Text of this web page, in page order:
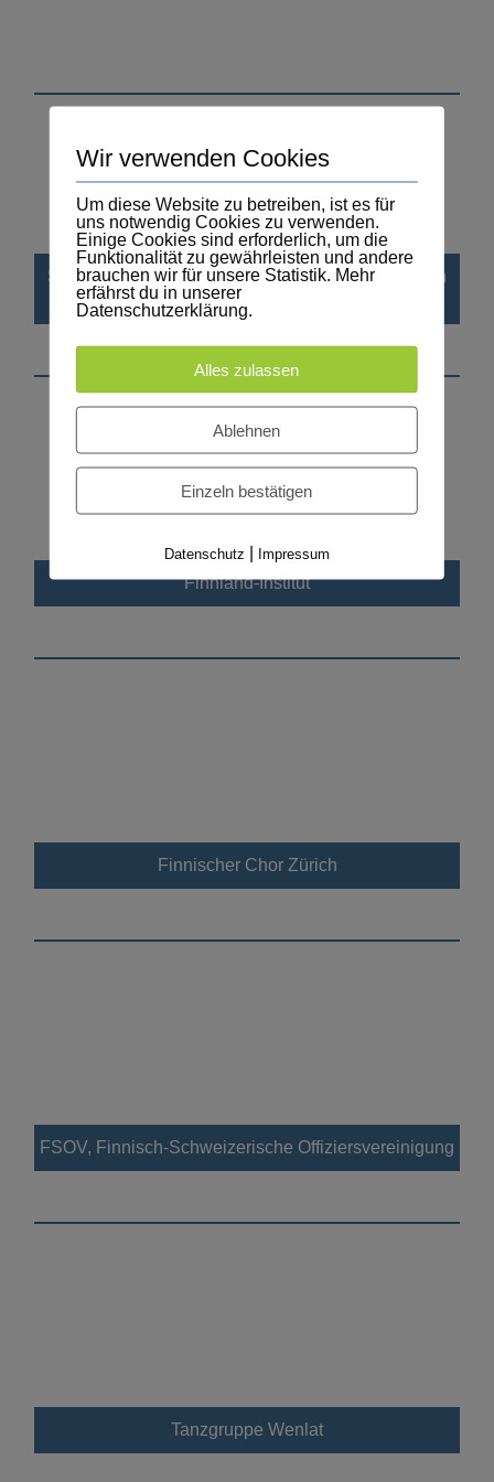
Suomen suurlähetystö Bern, Finnische Botschaft in
Bern
Finnland-Institut
Finnischer Chor Zürich
FSOV, Finnisch-Schweizerische Offiziersvereinigung
Tanzgruppe Wenlat
Wir verwenden Cookies
Um diese Website zu betreiben, ist es für
uns notwendig Cookies zu verwenden.
Einige Cookies sind erforderlich, um die
Funktionalität zu gewährleisten und andere
brauchen wir für unsere Statistik. Mehr
erfährst du in unserer
Datenschutzerklärung.
Alles zulassen
Ablehnen
Einzeln bestätigen
Datenschutz Impressum